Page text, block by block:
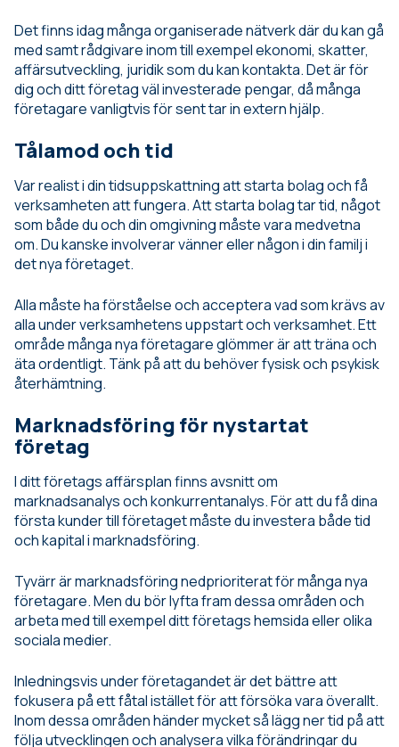
Det finns idag många organiserade nätverk där du kan gå
med samt rådgivare inom till exempel ekonomi, skatter,
affärsutveckling, juridik som du kan kontakta. Det är för
dig och ditt företag väl investerade pengar, då många
företagare vanligtvis för sent tar in extern hjälp.
Tålamod och tid
Var realist i din tidsuppskattning att starta bolag och få
verksamheten att fungera. Att starta bolag tar tid, något
som både du och din omgivning måste vara medvetna
om. Du kanske involverar vänner eller någon i din familj i
det nya företaget.
Alla måste ha förståelse och acceptera vad som krävs av
alla under verksamhetens uppstart och verksamhet. Ett
område många nya företagare glömmer är att träna och
äta ordentligt. Tänk på att du behöver fysisk och psykisk
återhämtning.
Marknadsföring för nystartat
företag
I ditt företags affärsplan finns avsnitt om
marknadsanalys och konkurrentanalys. För att du få dina
första kunder till företaget måste du investera både tid
och kapital i marknadsföring.
Tyvärr är marknadsföring nedprioriterat för många nya
företagare. Men du bör lyfta fram dessa områden och
arbeta med till exempel ditt företags hemsida eller olika
sociala medier.
Inledningsvis under företagandet är det bättre att
fokusera på ett fåtal istället för att försöka vara överallt.
Inom dessa områden händer mycket så lägg ner tid på att
följa utvecklingen och analysera vilka förändringar du